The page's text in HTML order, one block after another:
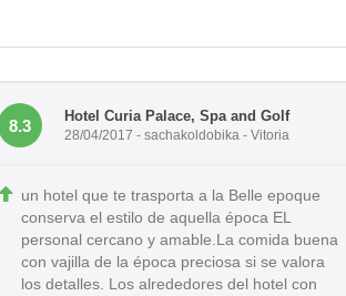
8.3
Hotel Curia Palace, Spa and Golf
28/04/2017 - sachakoldobika - Vitoria
un hotel que te trasporta a la Belle epoque
conserva el estilo de aquella época EL
personal cercano y amable.La comida buena
con vajilla de la época preciosa si se valora
los detalles. Los alrededores del hotel con